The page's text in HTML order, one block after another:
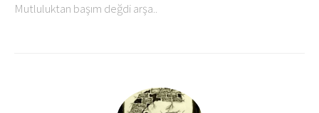
Mutluluktan başım değdi arşa..